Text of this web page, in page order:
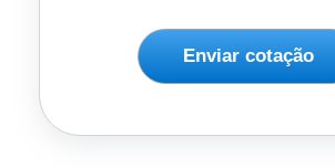
Enviar cotação